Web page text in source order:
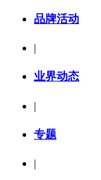
品牌活动
|
业界动态
|
专题
|